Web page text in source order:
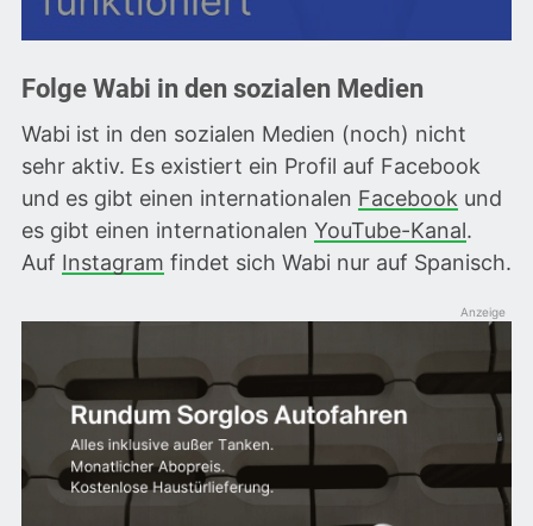
Folge Wabi in den sozialen Medien
Wabi ist in den sozialen Medien (noch) nicht
sehr aktiv. Es existiert ein Profil auf Facebook
und es gibt einen internationalen Facebook und
es gibt einen internationalen YouTube-Kanal.
Auf Instagram findet sich Wabi nur auf Spanisch.